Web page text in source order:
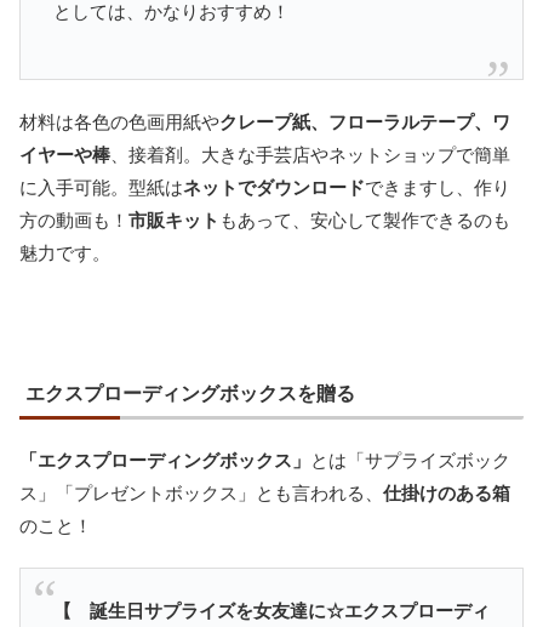
としては、かなりおすすめ！
材料は各色の色画用紙やクレープ紙、フローラルテープ、ワ
イヤーや棒 、接着剤。大きな手芸店やネットショップで簡単
に入手可能。型紙はネットでダウンロードできますし、作り
方の動画も！ 市販キット もあって、安心して製作できるのも
魅力です。
エクスプローディングボックスを贈る
「エクスプローディングボックス」 とは「サプライズボック
ス」「プレゼントボックス」とも言われる、 仕掛けのある箱
のこと！
【 誕生日サプライズを女友達に☆エクスプローディ